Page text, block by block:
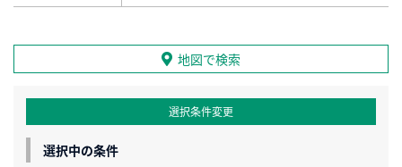
地図で検索
選択条件変更
選択中の条件